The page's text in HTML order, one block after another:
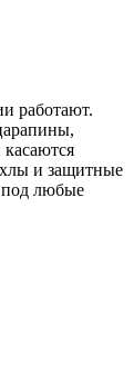
работают.
касаются
и защитные
под любые